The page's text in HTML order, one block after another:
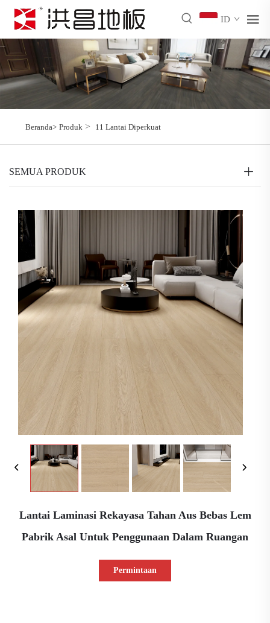
ID
Beranda> Produk > 11 Lantai Diperkuat
SEMUA PRODUK
Lantai Laminasi Rekayasa Tahan Aus Bebas Lem
Pabrik Asal Untuk Penggunaan Dalam Ruangan
Permintaan